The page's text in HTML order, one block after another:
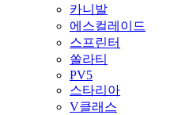
카니발
에스컬레이드
스프린터
쏠라티
PV5
스타리아
V클래스